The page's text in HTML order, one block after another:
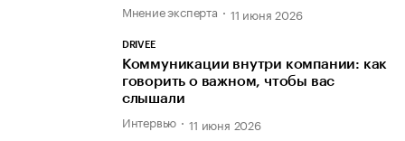
Мнение эксперта 11 июня 2026
DRIVEE
Коммуникации внутри компании: как
говорить о важном, чтобы вас
слышали
Интервью 11 июня 2026